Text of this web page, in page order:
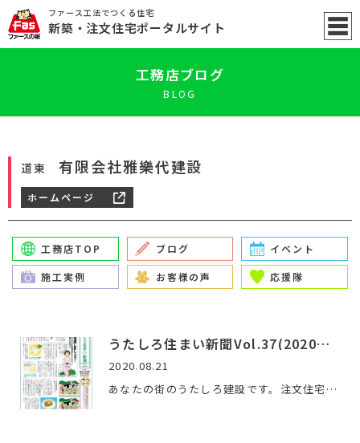
ファース工法でつくる住宅
新築 ・注文住宅ポータルサイト
工務店ブログ
BLOG
道東 有限会社雅樂代建設
ホームページ
工務店TOP ブログ イベント
施工実例 お客様の声 応援隊
うたしろ住まい新聞Vol.37(2020年8月号)
2020.08.21
あなたの街のうたしろ建設です。注文住宅・リフォームはお任せ…